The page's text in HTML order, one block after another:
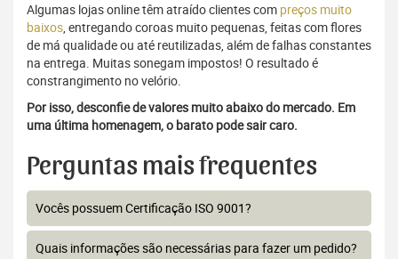
Algumas lojas online têm atraído clientes com preços muito
baixos, entregando coroas muito pequenas, feitas com flores
de má qualidade ou até reutilizadas, além de falhas constantes
na entrega. Muitas sonegam impostos! O resultado é
constrangimento no velório.
Por isso, desconfie de valores muito abaixo do mercado. Em
uma última homenagem, o barato pode sair caro.
Perguntas mais frequentes
Vocês possuem Certificação ISO 9001?
Quais informações são necessárias para fazer um pedido?